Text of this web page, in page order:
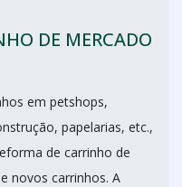
DE MERCADO
em petshops,
papelarias, etc.,
de carrinho de
novos carrinhos. A